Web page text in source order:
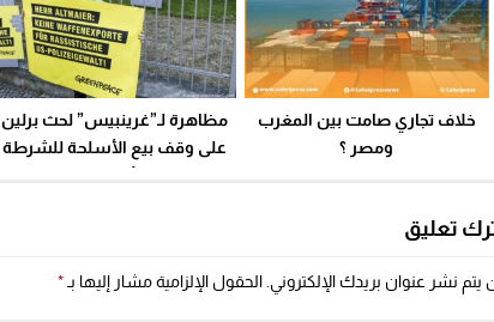
خلاف تجاري صامت بين المغرب
ومصر ؟
مظاهرة لـ”غرينبيس” لحث برلين
على وقف بيع الأسلحة للشرطة
تعليق
يتم نشر عنوان بريدك الإلكتروني. الحقول الإلزامية مشار إليها بـ *